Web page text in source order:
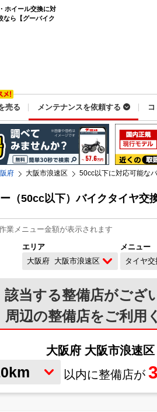
ホイール交換に対
なら【グーバイク
売る メンテナンスを依頼する
府 大阪市浪速区 50cc以下に対応可能な
（50cc以下）バイクタイヤ交
業メニュー金額が表示されます
エリア
大阪府 大阪市浪速区
メニュー
タイヤ交
該当する整備店がござ
周辺の整備店をご利用
大阪府 大阪市浪速区
以内に整備店が